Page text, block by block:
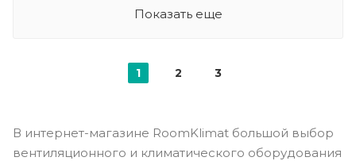
Показать еще
1 2 3
В интернет-магазине RoomKlimat большой выбор
вентиляционного и климатического оборудования